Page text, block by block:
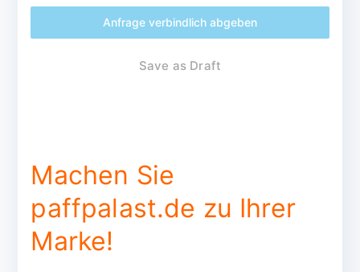
Anfrage verbindlich abgeben
Save as Draft
Machen Sie
paffpalast.de zu Ihrer
Marke!